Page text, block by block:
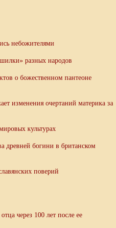
небожителями
разных народов
о божественном пантеоне
изменения очертаний материка за
культурах
древней богини в британском
поверий
через 100 лет после ее